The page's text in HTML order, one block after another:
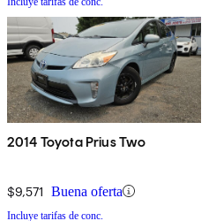
2014 Toyota Prius Two
$9,571 Buena oferta
Incluye tarifas de conc.